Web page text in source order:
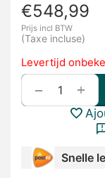
€548,99
Prijs incl BTW
(Taxe incluse)
Levertijd
+
−
Snelle